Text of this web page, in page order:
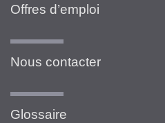
Offres d’emploi
Nous contacter
Glossaire